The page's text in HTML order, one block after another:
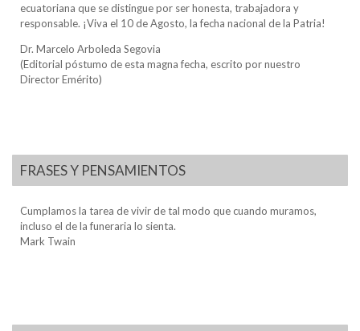
ecuatoriana que se distingue por ser honesta, trabajadora y
responsable. ¡Viva el 10 de Agosto, la fecha nacional de la Patria!
Dr. Marcelo Arboleda Segovia
(Editorial póstumo de esta magna fecha, escrito por nuestro
Director Emérito)
FRASES Y PENSAMIENTOS
Cumplamos la tarea de vivir de tal modo que cuando muramos,
incluso el de la funeraria lo sienta.
Mark Twain